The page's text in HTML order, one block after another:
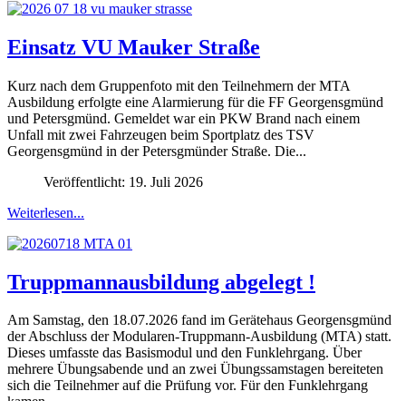
Einsatz VU Mauker Straße
Kurz nach dem Gruppenfoto mit den Teilnehmern der MTA
Ausbildung erfolgte eine Alarmierung für die FF Georgensgmünd
und Petersgmünd. Gemeldet war ein PKW Brand nach einem
Unfall mit zwei Fahrzeugen beim Sportplatz des TSV
Georgensgmünd in der Petersgmünder Straße. Die...
Veröffentlicht: 19. Juli 2026
Weiterlesen...
Truppmannausbildung abgelegt !
Am Samstag, den 18.07.2026 fand im Gerätehaus Georgensgmünd
der Abschluss der Modularen-Truppmann-Ausbildung (MTA) statt.
Dieses umfasste das Basismodul und den Funklehrgang. Über
mehrere Übungsabende und an zwei Übungssamstagen bereiteten
sich die Teilnehmer auf die Prüfung vor. Für den Funklehrgang